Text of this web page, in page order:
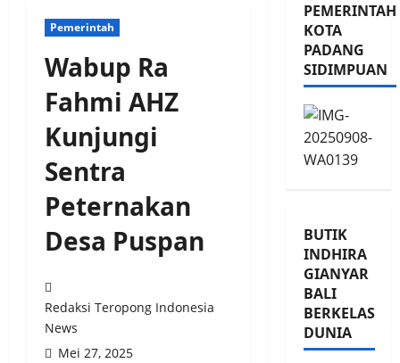
Pemerintah
Wabup Ra
Fahmi AHZ
Kunjungi
Sentra
Peternakan
Desa Puspan
Redaksi Teropong Indonesia
News
Mei 27, 2025
PEMERINTAH
KOTA
PADANG
SIDIMPUAN
BUTIK
INDHIRA
GIANYAR
BALI
BERKELAS
DUNIA